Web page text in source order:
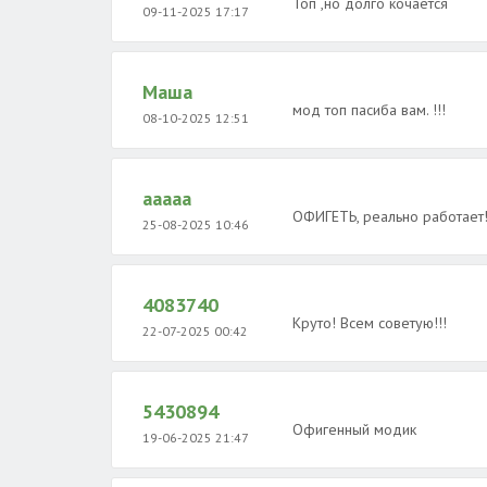
09-11-2025 17:17
Маша
08-10-2025 12:51 мод топ пасиба вам. !!!
ааааа
25-08-2025 10:46 ОФИГЕТЬ, реально
4083740
22-07-2025 00:42 Круто! Всем советую!!!
5430894
19-06-2025 21:47 Офигенный модик